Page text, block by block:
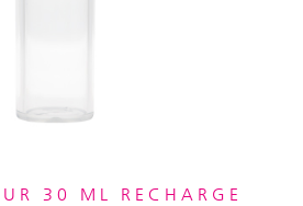
30 ML RECHARGE